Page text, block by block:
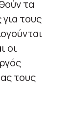
τα
τους
οι
τους